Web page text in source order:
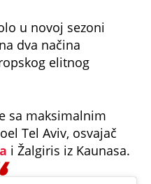
u novoj sezoni
dva načina
elitnog
sa maksimalnim
Tel Aviv, osvajač
i Žalgiris iz Kaunasa.